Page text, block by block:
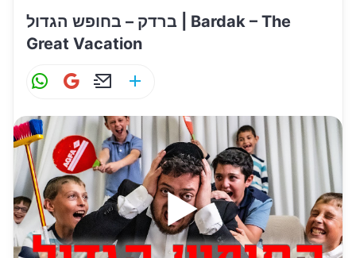
ברדק – בחופש הגדול | Bardak – The
Great Vacation
W
at
s
A
p
p
G
ai
l
E
ai
l
ar
e